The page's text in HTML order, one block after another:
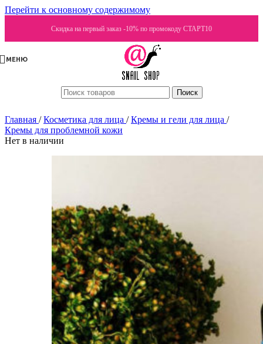
Перейти к основному содержимому
Скидка на первый заказ -10% по промокоду СТАРТ10
МЕНЮ
Поиск
Главная / Косметика для лица / Кремы и гели для лица /
Кремы для проблемной кожи
Нет в наличии